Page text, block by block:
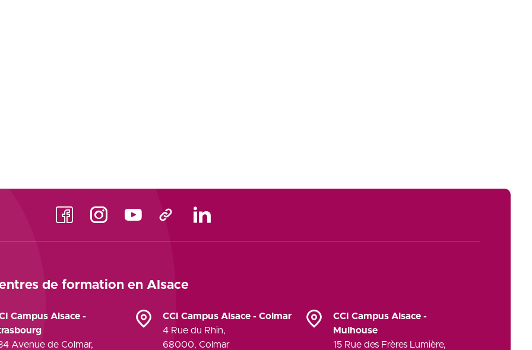
FacebookInstagramYoutube TikTok LinkedIn
de formation en Alsace
Campus Alsace -
Avenue de Colmar,
CCI Campus Alsace - Colmar
4 Rue du Rhin,
68000, Colmar
CCI Campus Alsace -
Mulhouse
15 Rue des Frères Lumière,